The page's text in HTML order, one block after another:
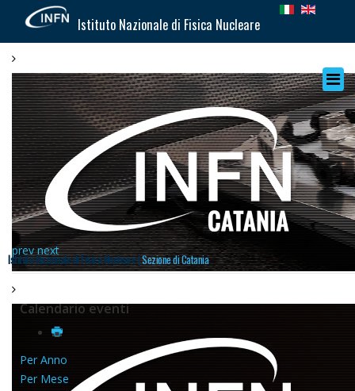
Istituto Nazionale di Fisica Nucleare
prev next
Istituto Nazionale di Fisica Nucleare |Sezione di Catania
Calendario eventi
Per Anno
Per Mese